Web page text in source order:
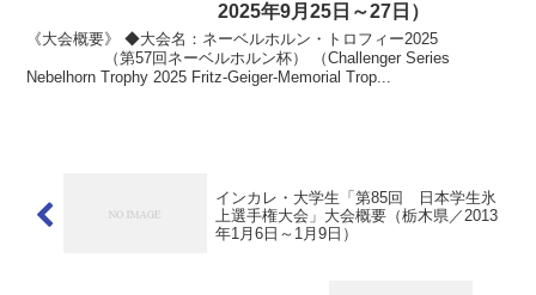
2025年9月25日～27日）
《大会概要》 ◆大会名：ネーベルホルン・トロフィー2025
（第57回ネーベルホルン杯） （Challenger Series
Nebelhorn Trophy 2025 Fritz-Geiger-Memorial Trop...
インカレ・大学生「第85回 日本学生氷
上選手権大会」大会概要（栃木県／2013
年1月6日～1月9日）